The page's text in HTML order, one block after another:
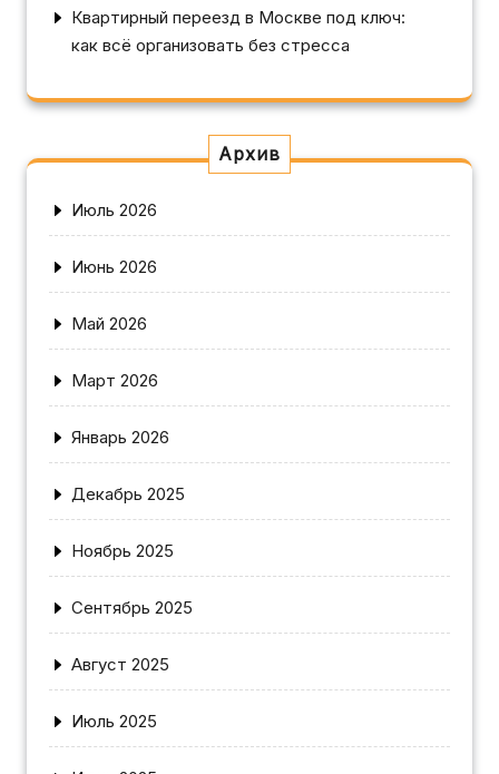
Квартирный переезд в Москве под ключ:
как всё организовать без стресса
Архив
Июль 2026
Июнь 2026
Май 2026
Март 2026
Январь 2026
Декабрь 2025
Ноябрь 2025
Сентябрь 2025
Август 2025
Июль 2025